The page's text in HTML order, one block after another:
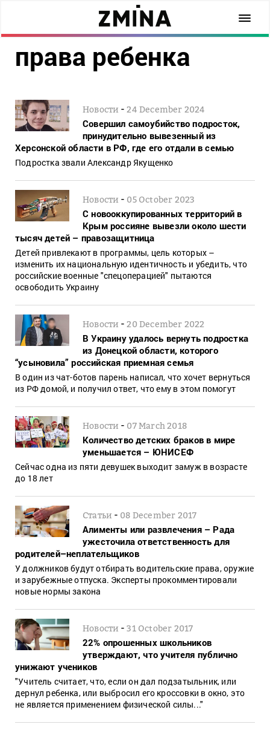
права ребенка
Новости -24 December 2024
Совершил самоубийство подросток,
принудительно вывезенный из
Херсонской области в РФ, где его отдали в семью
Подростка звали Александр Якущенко
Новости - 05 October 2023
С новооккупированных территорий в
Крым россияне вывезли около шести
тысяч детей – правозащитница
Детей привлекают в программы, цель которых –
изменить их национальную идентичность и убедить, что
российские военные "спецоперацией" пытаются
освободить Украину
Новости -20 December 2022
В Украину удалось вернуть подростка
из Донецкой области, которого
“усыновила” российская приемная семья
В один из чат-ботов парень написал, что хочет вернуться
из РФ домой, и получил ответ, что ему в этом помогут
Новости - 07 March 2018
Количество детских браков в мире
уменьшается – ЮНИСЕФ
Сейчас одна из пяти девушек выходит замуж в возрасте
до 18 лет
Статьи - 08 December 2017
Алименты или развлечения – Рада
ужесточила ответственность для
родителей–неплательщиков
У должников будут отбирать водительские права, оружие
и зарубежные отпуска. Эксперты прокомментировали
новые нормы закона
Новости -31 October 2017
22% опрошенных школьников
утверждают, что учителя публично
унижают учеников
"Учитель считает, что, если он дал подзатыльник, или
дернул ребенка, или выбросил его кроссовки в окно, это
не является применением физической силы..."